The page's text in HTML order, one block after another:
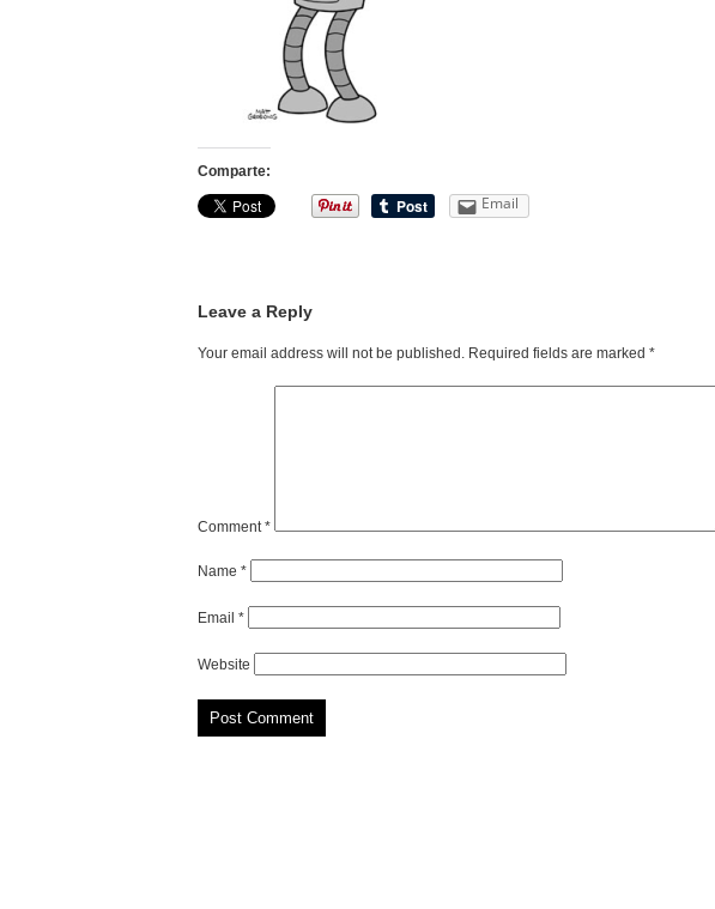
Comparte:
Email
Leave a Reply
Your email address will not be published. Required fields are marked *
Comment*
Name *
Email *
Website